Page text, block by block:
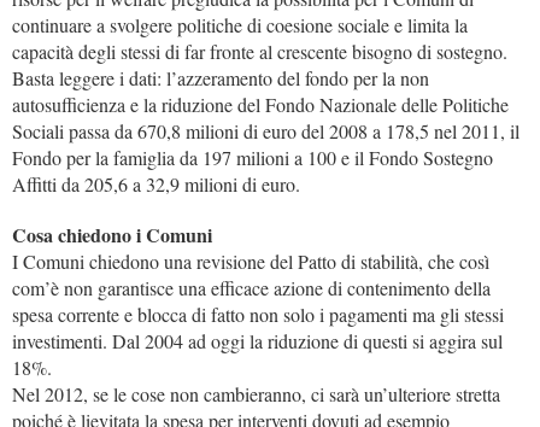
continuare a svolgere politiche di coesione sociale e limita la
capacità degli stessi di far fronte al crescente bisogno di sostegno.
Basta leggere i dati: l’azzeramento del fondo per la non
autosufficienza e la riduzione del Fondo Nazionale delle Politiche
Sociali passa da 670,8 milioni di euro del 2008 a 178,5 nel 2011, il
Fondo per la famiglia da 197 milioni a 100 e il Fondo Sostegno
Affitti da 205,6 a 32,9 milioni di euro.
Cosa chiedono i Comuni
I Comuni chiedono una revisione del Patto di stabilità, che così
com’è non garantisce una efficace azione di contenimento della
spesa corrente e blocca di fatto non solo i pagamenti ma gli stessi
investimenti. Dal 2004 ad oggi la riduzione di questi si aggira sul
18%.
Nel 2012, se le cose non cambieranno, ci sarà un’ulteriore stretta
poiché è lievitata la spesa per interventi dovuti ad esempio